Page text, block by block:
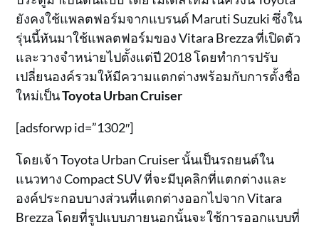
ยังคงใช้แพลตฟอร์มจากแบรนด์ Maruti Suzuki ซึ่งใน
รุ่นนี้หันมาใช้แพลตฟอร์มของ Vitara Brezza ที่เปิดตัว
และวางจำหน่ายไปตั้งแต่ปี 2018 โดยทำการปรับ
เปลี่ยนองค์รวมให้มีความแตกต่างพร้อมกับการตั้งชื่อ
ใหม่เป็นToyota Urban Cruiser
[adsforwp id=”1302″]
โดยเจ้า Toyota Urban Cruiser นั้นเป็นรถยนต์ใน
แนวทาง Compact SUV ที่จะมีบุคลิกที่แตกต่างและ
องค์ประกอบบางส่วนที่แตกต่างออกไปจาก Vitara
Brezza โดยที่รูปแบบภายนอกนั้นจะใช้การออกแบบที่